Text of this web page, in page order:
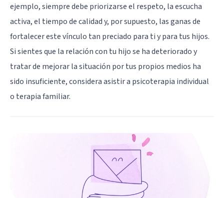
ejemplo, siempre debe priorizarse el respeto, la escucha
activa, el tiempo de calidad y, por supuesto, las ganas de
fortalecer este vínculo tan preciado para ti y para tus hijos.
Si sientes que la relación con tu hijo se ha deteriorado y
tratar de mejorar la situación por tus propios medios ha
sido insuficiente, considera asistir a psicoterapia individual
o terapia familiar.